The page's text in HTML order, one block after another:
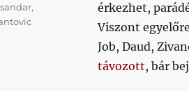
érkezhet,
Viszont
Job, Daud,
távozott, bár
,